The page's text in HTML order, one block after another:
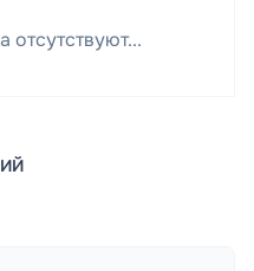
отсутствуют...